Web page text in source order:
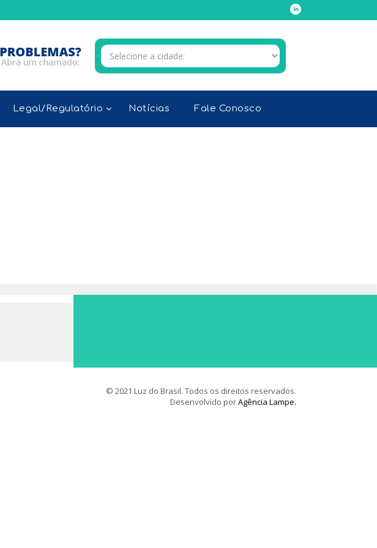
Legal/Regulatório Notícias Fale Conosco
© 2021 Luz do Brasil. Todos os direitos reservados.
Desenvolvido porAgência Lampe.